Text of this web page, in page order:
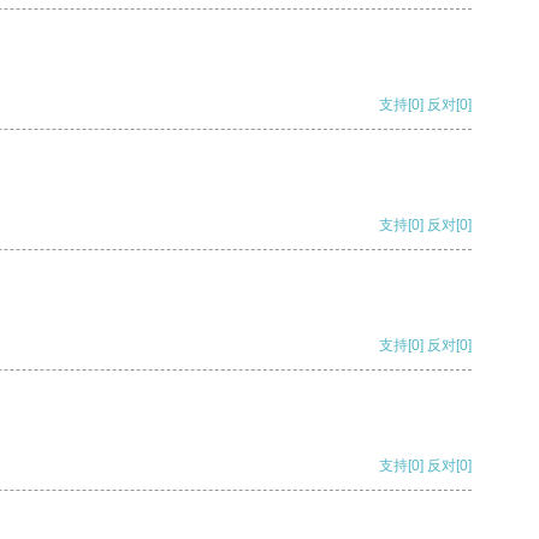
支持[0] 反对[0]
支持[0] 反对[0]
支持[0] 反对[0]
支持[0] 反对[0]